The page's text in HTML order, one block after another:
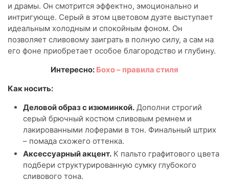
и драмы. Он смотрится эффектно, эмоционально и
интригующе. Серый в этом цветовом дуэте выступает
идеальным холодным и спокойным фоном. Он
позволяет сливовому заиграть в полную силу, а сам на
его фоне приобретает особое благородство и глубину.
Интересно: Бохо – правила стиля
Как носить:
Деловой образ с изюминкой. Дополни строгий
серый брючный костюм сливовым ремнем и
лакированными лоферами в тон. Финальный штрих
– помада схожего оттенка.
Аксессуарный акцент. К пальто графитового цвета
подбери структурированную сумку глубокого
сливового тона.